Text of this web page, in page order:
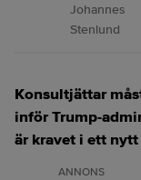
Johannes
Stenlund
Konsultjättar
inför Trump-
är kravet i ett nytt
ANNONS